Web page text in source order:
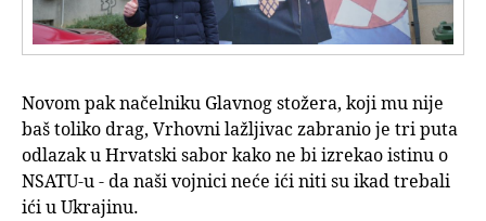
Novom pak načelniku Glavnog stožera, koji mu nije
baš toliko drag, Vrhovni lažljivac zabranio je tri puta
odlazak u Hrvatski sabor kako ne bi izrekao istinu o
NSATU-u - da naši vojnici neće ići niti su ikad trebali
ići u Ukrajinu.